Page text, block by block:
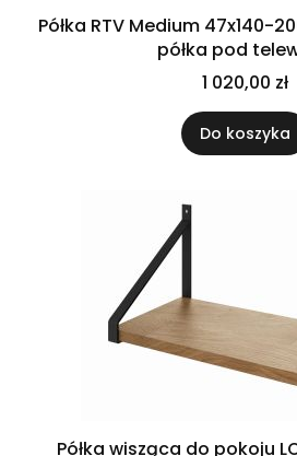
Półka RTV Medium 47x140-
półka pod
1 020,00 zł
Do koszyka
Półka wisząca do pokoju